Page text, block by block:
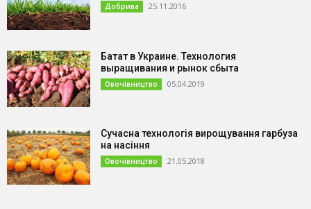
Добрива 25.11.2016
Батат в Украине. Технология
выращивания и рынок сбыта
Овочівництво 05.04.2019
Сучасна технологія вирощування гарбуза
на насіння
Овочівництво 21.05.2018